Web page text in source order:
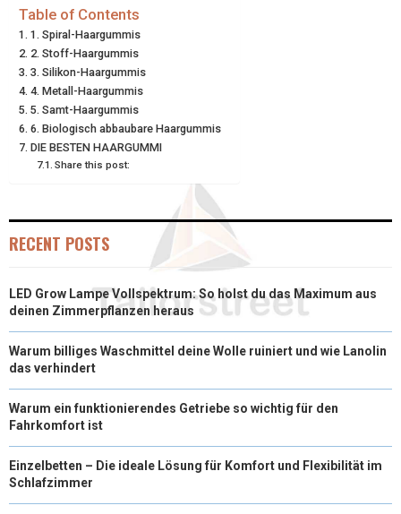
O
N
T
T
E
R
)
O
N
O
O
T
Table of Contents
1. Spiral-Haargummis
2. Stoff-Haargummis
3. Silikon-Haargummis
4. Metall-Haargummis
5. Samt-Haargummis
6. Biologisch abbaubare Haargummis
DIE BESTEN HAARGUMMI
Share this post:
RECENT POSTS
LED Grow Lampe Vollspektrum: So holst du das Maximum aus
deinen Zimmerpflanzen heraus
Warum billiges Waschmittel deine Wolle ruiniert und wie Lanolin
das verhindert
Warum ein funktionierendes Getriebe so wichtig für den
Fahrkomfort ist
Einzelbetten – Die ideale Lösung für Komfort und Flexibilität im
Schlafzimmer